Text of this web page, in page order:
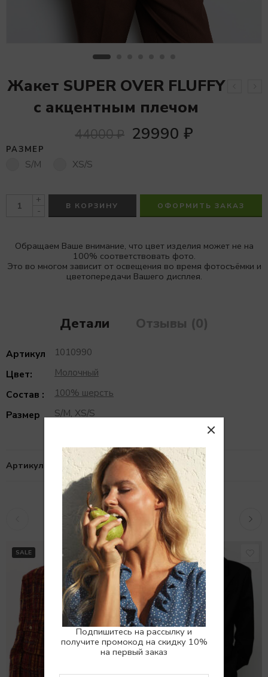
Подпишитесь на рассылку и
получите промокод на скидку 10%
на первый заказ
Жакет SUPER OVER FLUFFY
с акцентным плечом
44000₽ 29990 ₽
РАЗМЕР
S/M XS/S
+
-
В КОРЗИНУ ОФОРМИТЬ ЗАКАЗ
Обращаем Ваше внимание, что цвет изделия может не на
100% соответствовать фото.
Это во многом зависит от освещения во время фотосъёмки и
цветопередачи Вашего дисплея.
Детали Отзывы (0)
Артикул
1010990
Цвет:
Молочный
Состав :
100% шерсть
Размер
S/M, XS/S
Артикул: 1010990
Похожие товары
SALE